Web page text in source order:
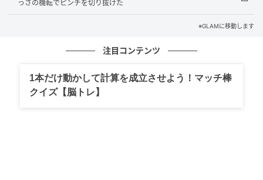
その温かいフォローの言葉に、どれほど救われたこと
私も思わず、涙ぐみながら返信を打ちました。
「ありがとうございます。いつもごめんなさい。本当
に助かります！」
っさの機転でピンチを切り抜けた
※GLAMに移動します
注目コンテンツ
1本だけ動かして計算を成立させよう！マッチ棒
クイズ【脳トレ】